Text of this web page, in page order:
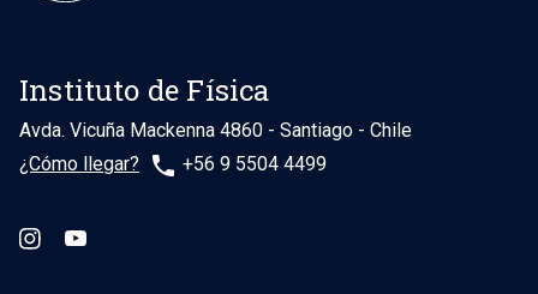
Instituto de Física
Avda. Vicuña Mackenna 4860 - Santiago - Chile
¿Cómo llegar?
phone +56 9 5504 4499